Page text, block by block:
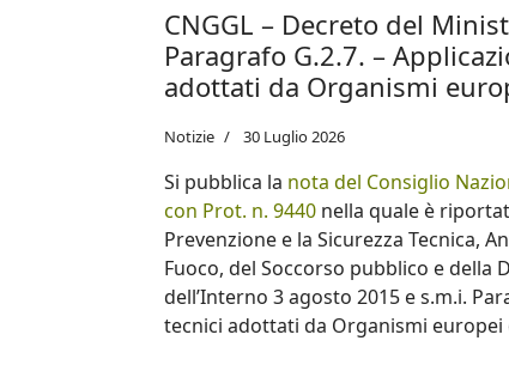
CNGGL – Decreto del
Paragrafo G.2.7. –
adottati da Organismi
Notizie 30 Luglio 2026
Si pubblica la nota del Consiglio
con Prot. n. 9440 nella quale è
Prevenzione e la Sicurezza Tecnica,
Fuoco, del Soccorso pubblico e della
dell’Interno 3 agosto 2015 e s.m.i.
tecnici adottati da Organismi europei